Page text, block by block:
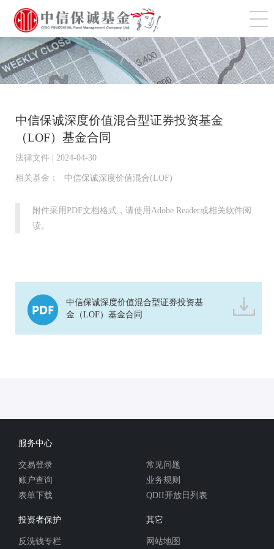
切
中信保诚深度价值混合型证券投资基金
（LOF）基金合同
法律文件 | 2024-04-30
相关基金： 中信保诚深度价值混合(LOF)
附件采用PDF文档格式，请使用Adobe Reader或相关软件阅
读。
中信保诚深度价值混合型证券投资基
金（LOF）基金合同
服务中心
交易登录
账户查询
表单下载
常见问题
业务规则
QDII开放日列表
投资者保护
反洗钱专栏
其它
网站地图